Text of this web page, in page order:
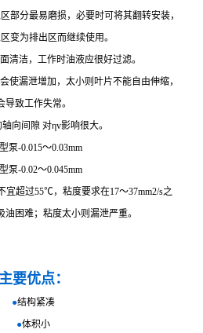
部分最易磨损，必要时可将其翻转安装，
变为排出区而继续使用。
清洁，工作时油液应很好过滤。
使漏泄增加，太小则叶片不能自由伸缩，
导致工作失常。
向间隙 对ηv影响很大。
泵-0.015～0.03mm
泵-0.02～0.045mm
宜超过55℃，粘度要求在17～37mm2/s之
油困难；粘度太小则漏泄严重。
主要优点：
●结构紧凑
●体积小